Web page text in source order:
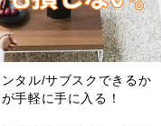
タル/サブスクできるか
手軽に手に入る！